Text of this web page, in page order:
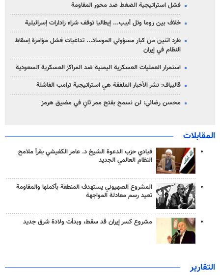
فشل استراتيجية الضغط ضد محور المقاومة
خلاف بين روما وتل أبيب... إيطاليا توقف شراء رادارات إسرائيلية
طرد اثنين من كبار مسؤولي الموساد... تداعيات فشل مؤامرة إسقاط
النظام في إيران
استمرار العمليات العسكرية اليمنية ضد المراكز العسكرية السعودية
قاليباف: نشر الأخبار الملفقة هي استراتيجية ترامب الفاشلة
محسن رضائي: لن نسمح بفتح ممر ثانٍ في مضيق هرمز
المقابلات
قيادي حزب الدعوة الشيخ د. عامر الكفيشي يقرأ ملامح
النظام العالمي الجديد
المشروع الصهيوني يستهدف المنطقة بأكملها والمقاومة
تعيد رسم معادلة المواجهة
مشروع كسر إيران قد سقط، وبدأت ولادة شرق جديد
التقارير